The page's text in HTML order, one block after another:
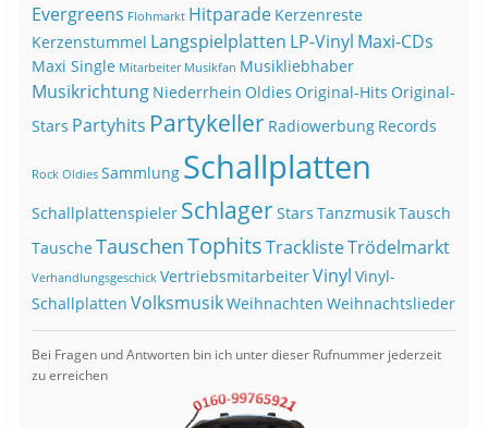
Evergreens Flohmarkt Hitparade Kerzenreste
Kerzenstummel Langspielplatten LP-Vinyl Maxi-CDs
Maxi Single Mitarbeiter Musikfan Musikliebhaber
Musikrichtung Niederrhein Oldies Original-Hits Original-
Stars Partyhits Partykeller Radiowerbung Records
Rock Oldies Sammlung Schallplatten
Schallplattenspieler SchlagerStars TanzmusikTausch
TauscheTauschenTophitsTracklisteTrödelmarkt
Verhandlungsgeschick VertriebsmitarbeiterVinyl Vinyl-
Schallplatten VolksmusikWeihnachten Weihnachtslieder
Bei Fragen und Antworten bin ich unter dieser Rufnummer jederzeit
zu erreichen